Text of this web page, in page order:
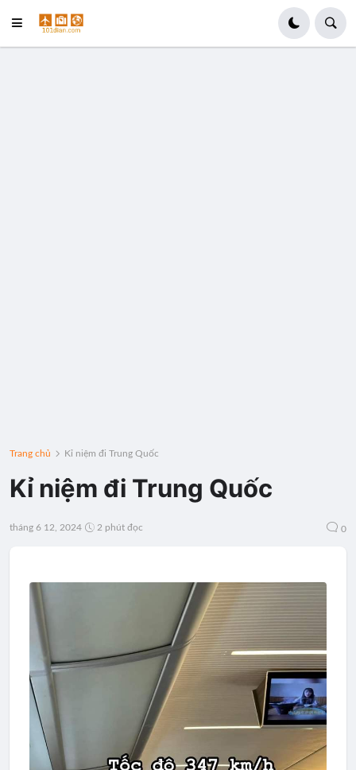
Trang chủ Kỉ niệm đi Trung Quốc
Kỉ niệm đi Trung Quốc
tháng 6 12, 2024 2 phút đọc 0